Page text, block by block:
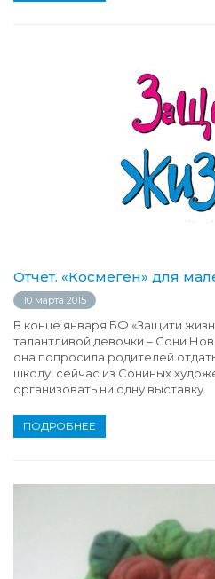
Отчет. «Космеген» для
10 марта 2015
В конце января БФ «Защити
талантливой девочки – Сони
она попросила родителей
школу, сейчас из Сониных
организовать ни одну выставку.
ПОДРОБНЕЕ